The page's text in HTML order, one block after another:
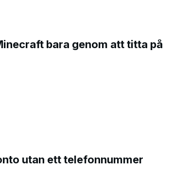
bara genom att titta på
utan ett telefonnummer